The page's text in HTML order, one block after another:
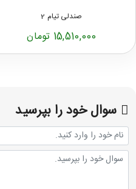
صندلی تیام 2
15,510,000 تومان
سوال خود را بپرسید